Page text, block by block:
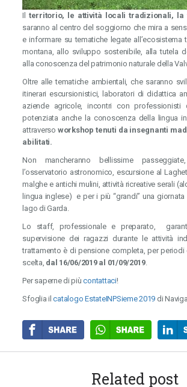
Il territorio, le attività locali tradizionali, la
saranno al centro del soggiorno che mira a
e informare su tematiche legate
montana, allo sviluppo sostenibile, alla tutela
alla conoscenza del patrimonio naturale della
Oltre alle tematiche ambientali, che saranno
itinerari escursionistici, laboratori di didattica
aziende agricole, incontri con professionisti
potenziata anche la conoscenza della lingua
attraverso workshop tenuti da insegnanti
abilitati.
Non mancheranno bellissime
l’osservatorio astronomico, escursione al
malghe e antichi mulini, attività ricreative serali
lingua inglese) e per i più “grandi” una
lago di Garda.
Lo staff, professionale e preparato,
supervisione dei ragazzi durante le attività
trattamento è di pensione completa, per periodi
scelta, dal 16/06/2019 al 01/09/2019.
Per saperne di piùcontattaci!
Sfoglia ilcatalogo EstateINPSieme 2019 di
Related post